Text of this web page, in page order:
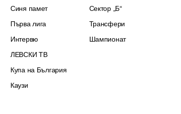
Синя памет
Първа лига
Интервю
ЛЕВСКИ ТВ
Купа на България
Каузи
Сектор „Б“
Трансфери
Шампионат